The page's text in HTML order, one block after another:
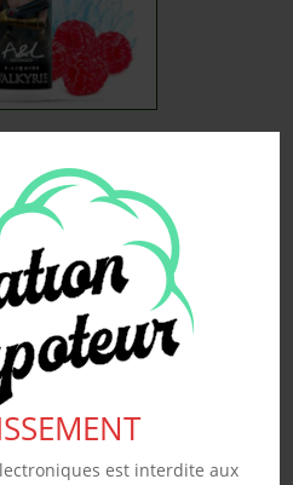
est interdite aux
Souhaits